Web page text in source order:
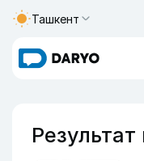
Ташкент